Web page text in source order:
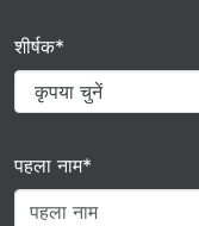
शीर्षक*
पहला नाम*